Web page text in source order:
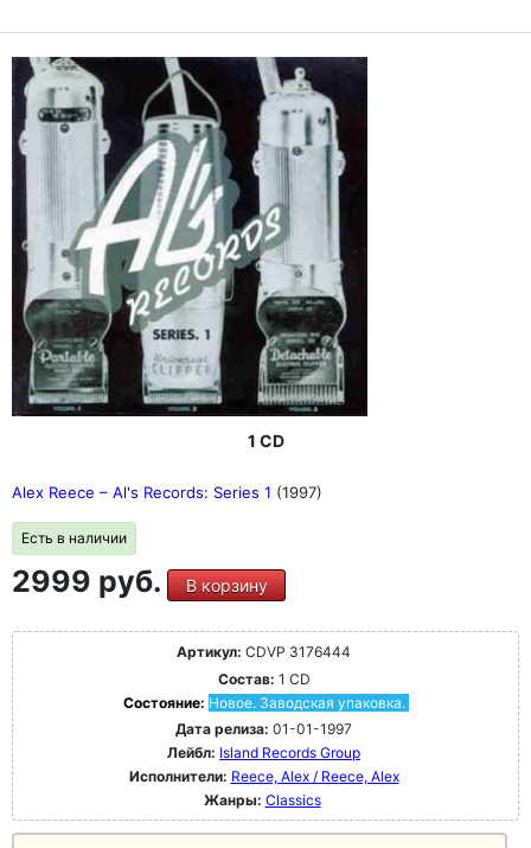
1 CD
Alex Reece – Al's Records: Series 1 (1997)
Есть в наличии
2999 руб. В корзину
Артикул: CDVP 3176444
Состав: 1 CD
Состояние: Новое. Заводская упаковка.
Дата релиза: 01-01-1997
Лейбл: Island Records Group
Исполнители: Reece, Alex / Reece, Alex
Жанры: Classics